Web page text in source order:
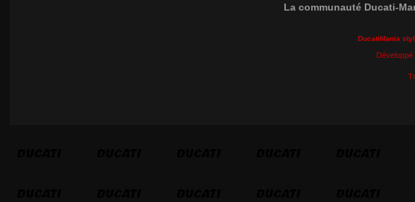
La communauté Ducati-
DucatiMania
Développé